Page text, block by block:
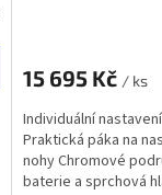
15 695 Kč / ks
Individuální
Praktická páka na
nohy Chromové
baterie a sprchová